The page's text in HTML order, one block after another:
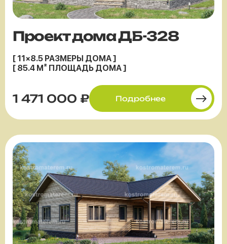
Проект дома ДБ-328
[ 11×8.5 РАЗМЕРЫ ДОМА ]
[ 85.4 М² ПЛОЩАДЬ ДОМА ]
1 471 000 ₽ Подробнее